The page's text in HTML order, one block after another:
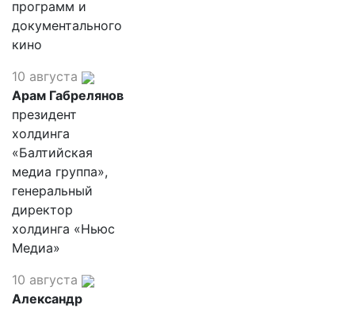
программ и
документального
кино
10 августа
Арам Габрелянов
президент
холдинга
«Балтийская
медиа группа»,
генеральный
директор
холдинга «Ньюс
Медиа»
10 августа
Александр